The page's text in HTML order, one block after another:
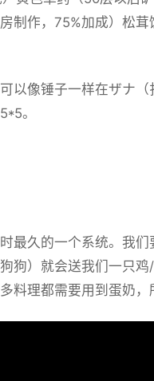
制作，75%加成）松
以像锤子一样在ザナ
。
最久的一个系统。我
狗）就会送我们一只
料理都需要用到蛋奶，